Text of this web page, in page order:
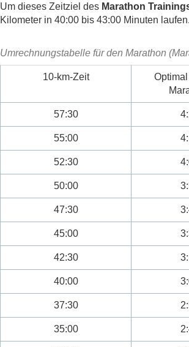
Um dieses Zeitziel des Marathon
Kilometer in 40:00 bis 43:00 Minuten laufen.
Umrechnungstabelle für den Marathon
10-km-Zeit
57:30
55:00
52:30
50:00
47:30
45:00
42:30
40:00
37:30
35:00